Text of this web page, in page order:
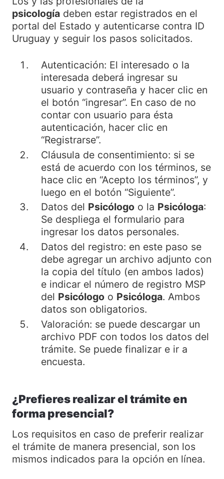
psicologíadeben estar registrados en el
portal del Estado y autenticarse contra ID
Uruguay y seguir los pasos solicitados.
Autenticación: El interesado o la
interesada deberá ingresar su
usuario y contraseña y hacer clic en
el botón “ingresar”. En caso de no
contar con usuario para ésta
autenticación, hacer clic en
“Registrarse”.
Cláusula de consentimiento: si se
está de acuerdo con los términos, se
hace clic en “Acepto los términos”, y
luego en el botón “Siguiente”.
Datos del Psicólogoo la Psicóloga:
Se despliega el formulario para
ingresar los datos personales.
Datos del registro: en este paso se
debe agregar un archivo adjunto con
la copia del título (en ambos lados)
e indicar el número de registro MSP
del Psicólogoo Psicóloga. Ambos
datos son obligatorios.
Valoración: se puede descargar un
archivo PDF con todos los datos del
trámite. Se puede finalizar e ir a
encuesta.
¿Prefieres realizar el trámite en
forma presencial?
Los requisitos en caso de preferir realizar
el trámite de manera presencial, son los
mismos indicados para la opción en línea.